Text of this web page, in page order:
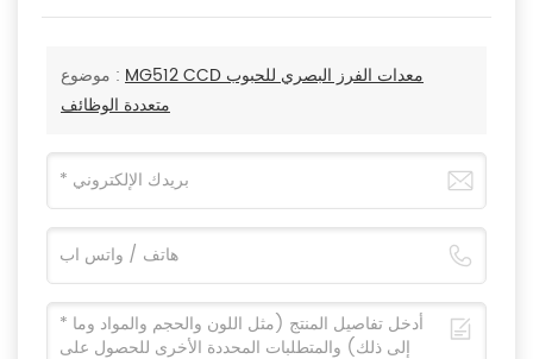
موضوع : MG512 CCD معدات الفرز البصري للحبوب
متعددة الوظائف